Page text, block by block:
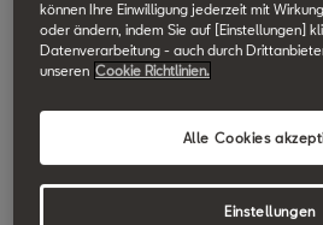
SEAT Service
schnell melden
Schadenmeldung
können Ihre Einwilligung jederzeit mit
oder ändern, indem Sie auf [Einstellungen]
Datenverarbeitung - auch durch
unseren Cookie Richtlinien.
Alle Cookies
Einstellungen